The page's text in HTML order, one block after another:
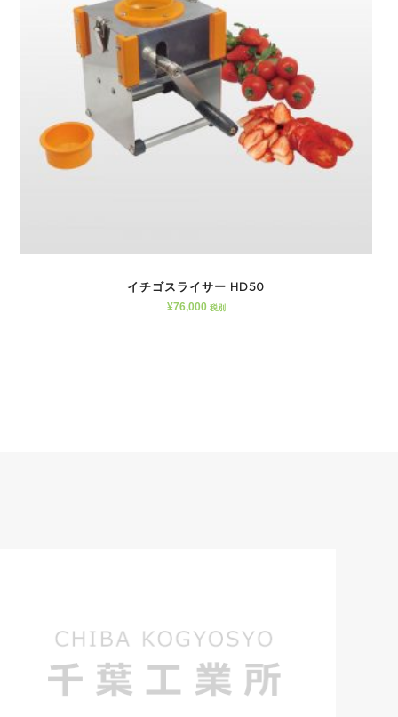
イチゴスライサー HD50
¥76,000 税別